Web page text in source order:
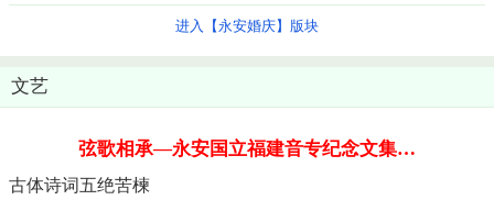
进入【永安婚庆】版块
文艺
弦歌相承—永安国立福建音专纪念文集…
古体诗词五绝苦楝